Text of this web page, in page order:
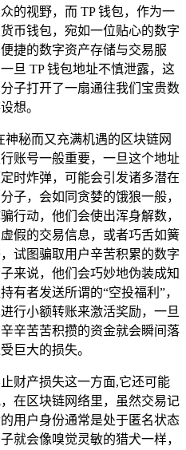
的视野，而 TP 钱包，作为一
币钱包，宛如一位贴心的数字
捷的数字资产存储与交易服
旦 TP 钱包地址不慎泄露，这
子打开了一扇通往我们宝贵数
想。
神秘而又充满机遇的区块链网
账号一般重要，一旦这个地址
时炸弹，可能会引发诸多潜在
子，会如同贪婪的饿狼一般，
行动，他们会使出浑身解数，
假的交易信息，或者巧舌如簧
试图骗取用户辛苦积累的数字
来说，他们会巧妙地伪装成知
有者发送所谓的“空投福利”，
行小额转账来激活奖励，一旦
辛苦苦积攒的资金就会瞬间落
巨大的损失。
财产损失这一方面,它还可能
在区块链网络里，虽然交易记
用户身份通常是处于匿名状态
就会像嗅觉灵敏的猎犬一样，